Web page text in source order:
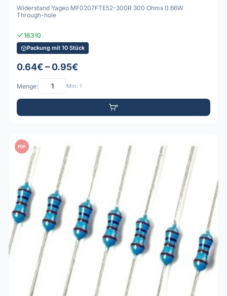
Widerstand Yageo MF0207FTE52-300R 300 Ohms 0.66W
Through-hole
16310
Packung mit 10 Stück
0.64€ – 0.95€
Menge: Min: 1
PDF